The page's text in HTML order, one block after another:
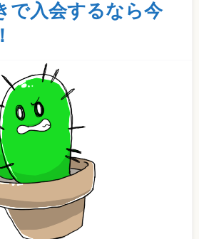
で入会するなら今